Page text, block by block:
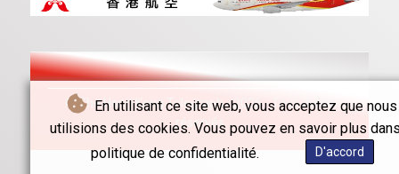
En utilisant ce site web, vous acceptez que nous
utilisions des cookies. Vous pouvez en savoir plus
politique de confidentialité.
D'accord
© The Hong Kong Telegraph - 2026 - Tous droits
réservés